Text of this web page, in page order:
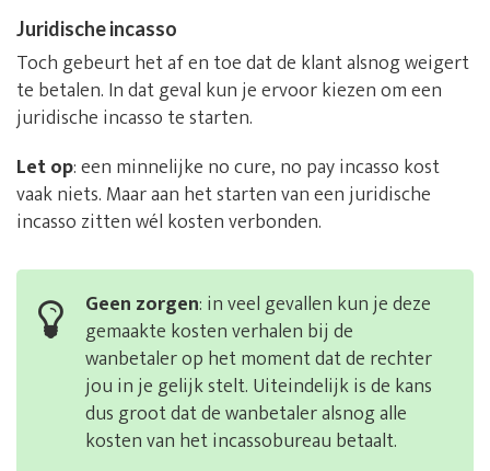
Juridische incasso
Toch gebeurt het af en toe dat de klant alsnog weigert
te betalen. In dat geval kun je ervoor kiezen om een
juridische incasso te starten.
Let op: een minnelijke no cure, no pay incasso kost
vaak niets. Maar aan het starten van een juridische
incasso zitten wél kosten verbonden.
Geen zorgen: in veel gevallen kun je deze
gemaakte kosten verhalen bij de
wanbetaler op het moment dat de rechter
jou in je gelijk stelt. Uiteindelijk is de kans
dus groot dat de wanbetaler alsnog alle
kosten van het incassobureau betaalt.